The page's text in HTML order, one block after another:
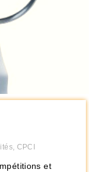
, CPCI
et